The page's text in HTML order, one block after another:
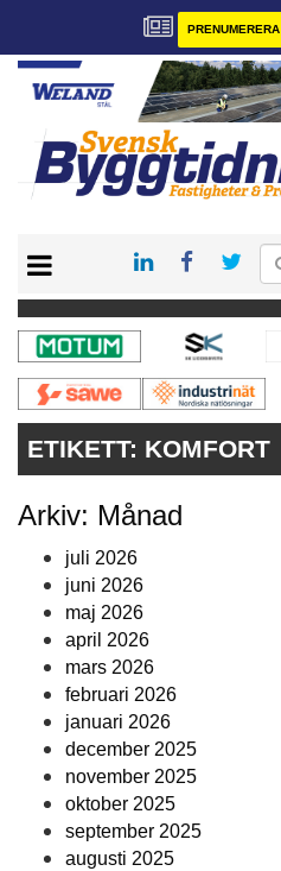
PRENUMERERA
PRENUMERERA
VÅRA ANDRA MAGASIN
ANNONSERA
KONTAKT
ETIKETT: KOMFORT
Arkiv: Månad
juli 2026
juni 2026
maj 2026
april 2026
mars 2026
februari 2026
januari 2026
december 2025
november 2025
oktober 2025
september 2025
augusti 2025